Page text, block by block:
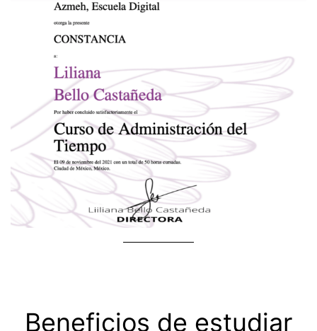
Beneficios de estudiar